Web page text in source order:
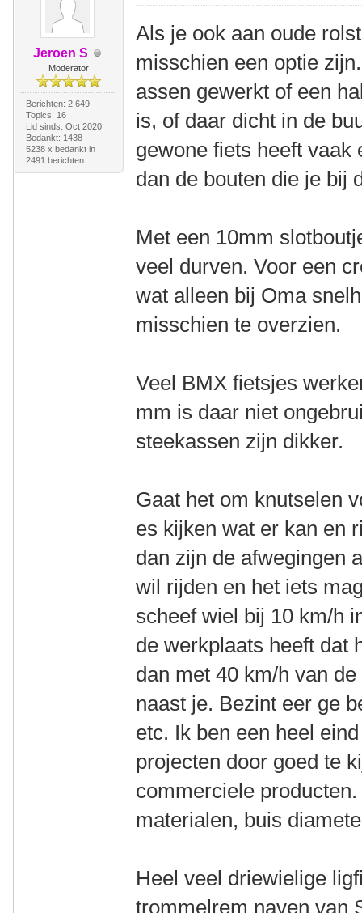
Jeroen S
Moderator
Berichten: 2.649
Topics: 16
Lid sinds: Oct 2020
Bedankt: 1438
5238 x bedankt in
2491 berichten
Als je ook aan oude
misschien een optie
assen gewerkt of een
is, of daar dicht in de
gewone fiets heeft vaak
dan de bouten die je bij
Met een 10mm
veel durven. Voor een
wat alleen bij Oma
misschien te overzien.
Veel BMX fietsjes
mm is daar niet
steekassen zijn dikker.
Gaat het om knutselen
es kijken wat er kan en
dan zijn de afwegingen
wil rijden en het iets
scheef wiel bij 10 km/h
de werkplaats heeft dat
dan met 40 km/h van
naast je. Bezint eer ge
etc. Ik ben een heel
projecten door goed te
commerciele
materialen, buis
Heel veel driewielige
trommelrem naven van